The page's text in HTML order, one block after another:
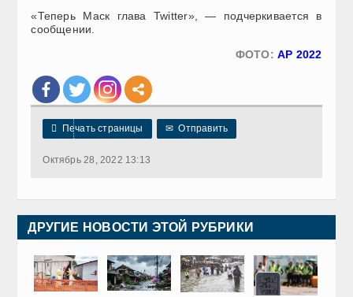
«Теперь Маск глава Twitter», — подчеркивается в
сообщении.
ФОТО: AP 2022
 Печать страницы ✉ Отправить
Октябрь 28, 2022 13:13
ДРУГИЕ НОВОСТИ ЭТОЙ РУБРИКИ